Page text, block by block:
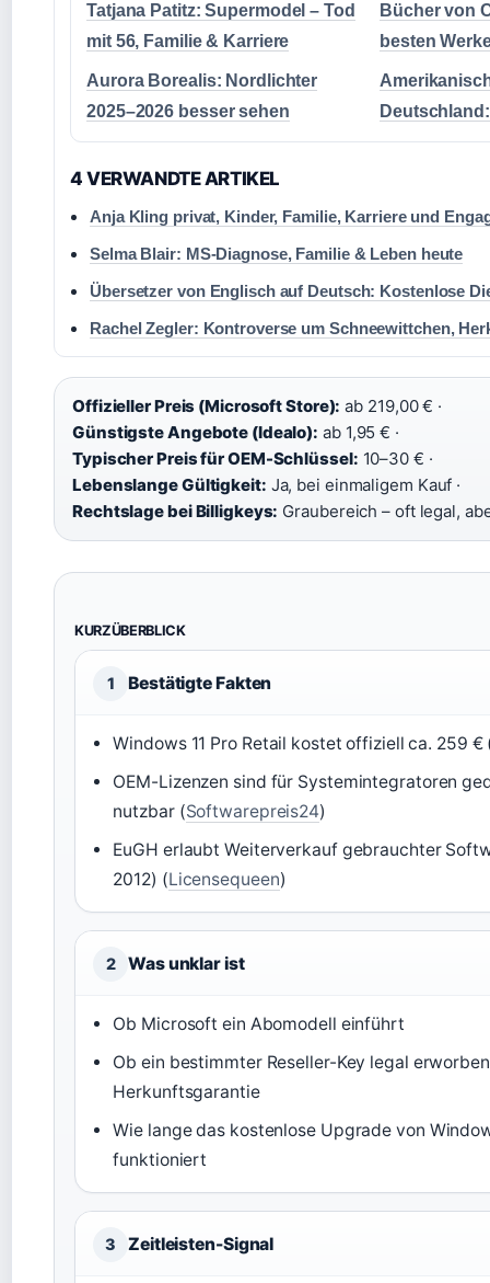
Tatjana Patitz: Supermodel – Tod
mit 56, Familie & Karriere
Bücher von
besten
Aurora Borealis: Nordlichter
2025–2026 besser sehen
4 VERWANDTE ARTIKEL
Anja Kling privat, Kinder, Familie, Karriere und
Selma Blair: MS-Diagnose, Familie & Leben heute
Übersetzer von Englisch auf Deutsch: Kostenlose
Rachel Zegler: Kontroverse um Schneewittchen,
Offizieller Preis (Microsoft Store): ab 219,00 € ·
Günstigste Angebote (Idealo): ab 1,95 € ·
Typischer Preis für OEM-Schlüssel: 10–30 € ·
Lebenslange Gültigkeit: Ja, bei einmaligem Kauf ·
Rechtslage bei Billigkeys: Graubereich – oft legal,
KURZÜBERBLICK
1 Bestätigte Fakten
Windows 11 Pro Retail kostet offiziell ca. 259 €
OEM-Lizenzen sind für Systemintegratoren
nutzbar (Softwarepreis24)
EuGH erlaubt Weiterverkauf gebrauchter
2012) (Licensequeen)
2 Was unklar ist
Ob Microsoft ein Abomodell einführt
Ob ein bestimmter Reseller-Key legal
Herkunftsgarantie
Wie lange das kostenlose Upgrade von
funktioniert
3 Zeitleisten-Signal